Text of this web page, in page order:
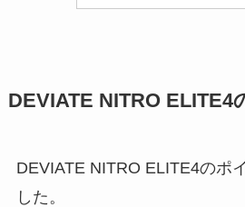
DEVIATE NITRO ELITE4
DEVIATE NITRO ELITE4のポ
した。